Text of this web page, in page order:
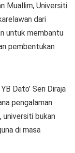
Muallim, Universiti
dari
untuk membantu
pembentukan
Dato’ Seri Diraja
pengalaman
universiti bukan
di masa